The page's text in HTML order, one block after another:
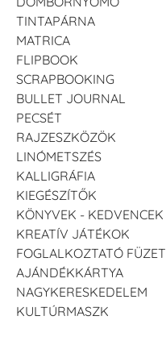
TINTAPÁRNA
MATRICA
FLIPBOOK
SCRAPBOOKING
BULLET JOURNAL
PECSÉT
RAJZESZKÖZÖK
LINÓMETSZÉS
KALLIGRÁFIA
KIEGÉSZÍTŐK
KÖNYVEK - KEDVENCEK
KREATÍV JÁTÉKOK
FOGLALKOZTATÓ FÜZET
AJÁNDÉKKÁRTYA
NAGYKERESKEDELEM
KULTÚRMASZK